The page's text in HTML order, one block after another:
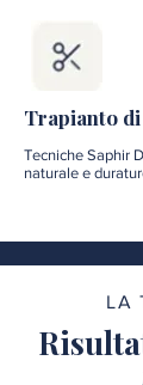
Trapianto
Tecniche Saphir
naturale e
LA